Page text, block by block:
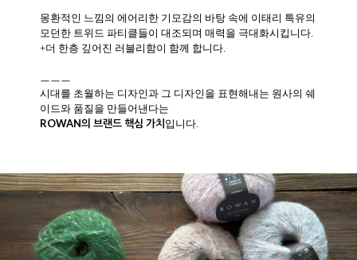
몽환적인 느낌의 에어리한 기모감의 바탕 속에 이태리 특유의
모던한 트위드 파티클들이 대조되며 매력을 극대화시킵니다.
+더 한층 깊어진 러블리함이 함께 합니다.
ㅡㅡㅡ
시대를 초월하는 디자인과 그 디자인을 표현해내는 원사의 쉐
이드와 품질을 만들어낸다는
ROWAN의 브랜드 핵심 가치 입니다.